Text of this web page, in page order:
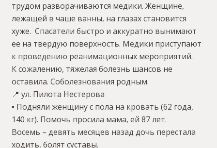
трудом разворачиваются медики. Женщине,
лежащей в чаше ванны, на глазах становится
хуже. Спасатели быстро и аккуратно вынимают
её на твердую поверхность. Медики приступают
к проведению реанимационных мероприятий.
К сожалению, тяжелая болезнь шансов не
оставила. Соболезнования родным.
📍 ул. Пилота Нестерова
▪️ Подняли женщину с пола на кровать (62 года,
140 кг). Помочь просила мама, ей 87 лет.
Восемь – девять месяцев назад дочь перестала
ходить, болят суставы.